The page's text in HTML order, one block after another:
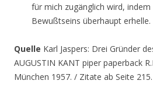
für mich zugänglich wird,
Bewußtseins überhaupt erhelle.
Quelle Karl Jaspers: Drei Gründer
AUGUSTIN KANT piper paperback
München 1957. / Zitate ab Seite 215.